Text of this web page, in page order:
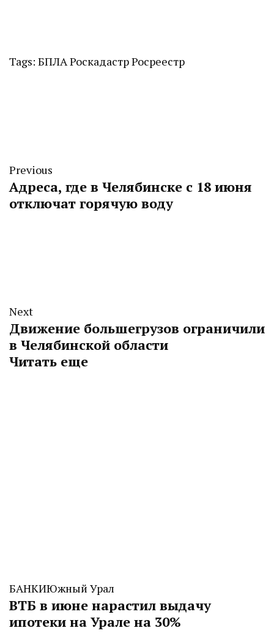
Tags: БПЛАРоскадастрРосреестр
Previous
Адреса, где в Челябинске с 18 июня
отключат горячую воду
Next
Движение большегрузов ограничили
в Челябинской области
Читать еще
БАНКИЮжный Урал
ВТБ в июне нарастил выдачу
ипотеки на Урале на 30%